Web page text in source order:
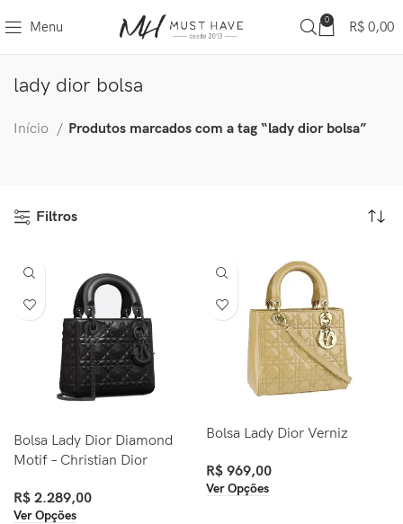
Menu 0 R$ 0,00
lady dior bolsa
Início Produtos marcados com a tag “lady dior bolsa”
Filtros
Bolsa Lady Dior Diamond
Motif – Christian Dior
R$ 2.289,00
Ver Opções
Bolsa Lady Dior Verniz
R$ 969,00
Ver Opções